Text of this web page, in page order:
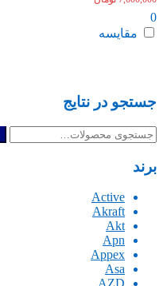
0
مقایسه
جستجو در نتایج
جستجو
برند
Active
Akraft
Akt
Apn
Appex
Asa